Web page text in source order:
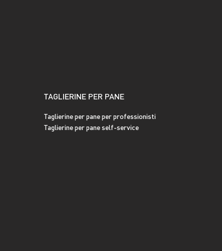
TAGLIERINE PER PANE
Taglierine per pane per professionisti
Taglierine per pane self-service